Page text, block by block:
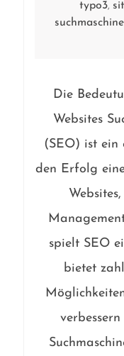
typo3,
Die
Websites
(SEO) ist ein
den Erfolg
spielt SEO
bietet